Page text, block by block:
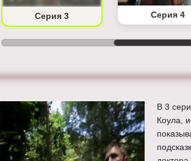
Серия 3 Серия 4
В 3
Коула,